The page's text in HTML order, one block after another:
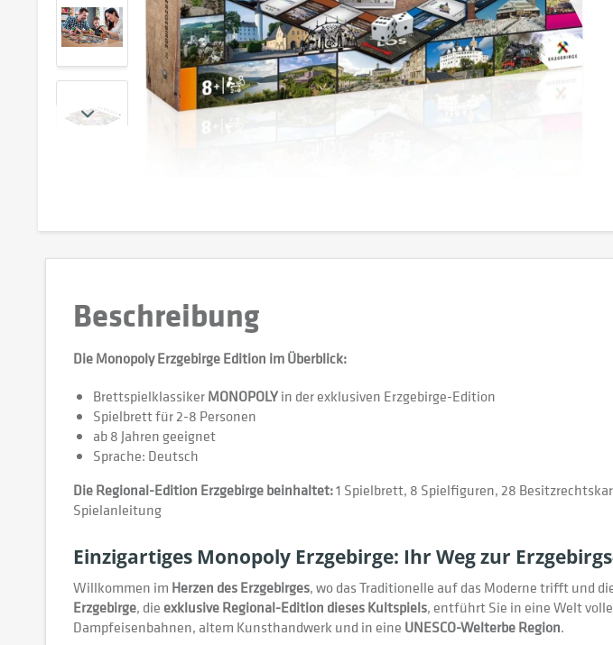
Beschreibung
Die Monopoly Erzgebirge Edition im Überblick:
BrettspielklassikerMONOPOLYin der exklusiven Erzgebirge-Edition
Spielbrett für 2-8 Personen
ab 8 Jahren geeignet
Sprache: Deutsch
Die Regional-Edition Erzgebirge beinhaltet:1 Spielbrett, 8 Spielfiguren, 28
Spielanleitung
Einzigartiges Monopoly Erzgebirge: Ihr Weg zur
Willkommen im Herzen des Erzgebirges, wo das Traditionelle auf das Moderne trifft und
Erzgebirge, die exklusive Regional-Edition dieses Kultspiels, entführt Sie in eine Welt
Dampfeisenbahnen, altem Kunsthandwerk und in eine UNESCO-Welterbe Region.